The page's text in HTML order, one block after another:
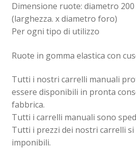
Dimensione ruote: diametro 200
(larghezza. x diametro foro)
Per ogni tipo di utilizzo
Ruote in gomma elastica con
Tutti i nostri carrelli manuali
essere disponibili in pronta
fabbrica.
Tutti i carrelli manuali sono
Tutti i prezzi dei nostri carrelli
imponibili.